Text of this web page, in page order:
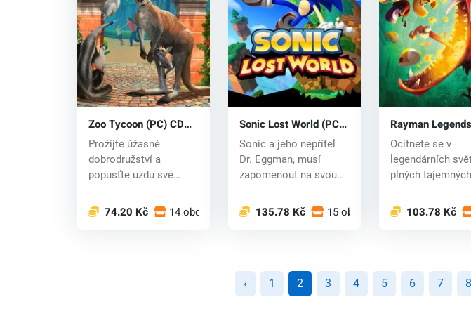
Zoo Tycoon (PC) CD
key
Prožijte úžasné
dobrodružství a
popusťte uzdu své
h... 74.20 Kč 14 obchodech
Sonic Lost World (PC)
CD key
Sonic a jeho nepřítel
Dr. Eggman, musí
zapomenout na svou
135.78 Kč 15 obchodech
Rayman
CD key
Ocitnete se v
legendárních
plných tajemných
řeck...103.78 Kč
‹ 1 2 3 4 5 6 7 8